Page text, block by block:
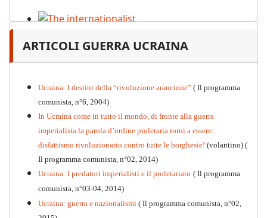
PDF n.12, 2026
ARTICOLI GUERRA UCRAINA
Ucraina: I destini della “rivoluzione arancione” ( Il programma
comunista, n°6, 2004)
In Ucraina come in tutto il mondo, di fronte alla guerra
imperialista la parola d’ordine proletaria torni a essere:
disfattismo rivoluzionario contro tutte le borghesie! (volantino) (
Il programma comunista, n°02, 2014)
Ucraina: I predatori imperialisti e il proletariato ( Il programma
comunista, n°03-04, 2014)
Ucraina: guerra e nazionalismi ( Il programma comunista, n°02,